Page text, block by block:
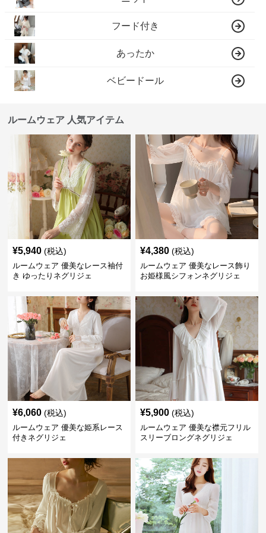
フード付き
あったか
ベビードール
ルームウェア 人気アイテム
¥5,940 (税込)
ルームウェア 優美なレース袖付
き ゆったりネグリジェ
¥4,380 (税込)
ルームウェア 優美なレース飾り
お姫様風シフォンネグリジェ
¥6,060 (税込)
ルームウェア 優美な姫系レース
付きネグリジェ
¥5,900 (税込)
ルームウェア 優美な襟元フリル
スリーブロングネグリジェ